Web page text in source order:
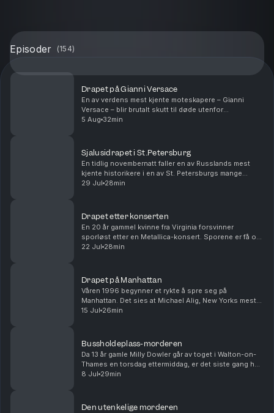
Episoder (154)
Drapet på Gianni Versace
En av verdens mest kjente moteskapere – Gianni
Versace – blir brutalt skutt til døde utenfor
luksusvillaen sin i Miami Beach. Drapet virker planlagt,
5 Aug 32min
Sjalusidrapet i St.Petersburg
En tidlig novembernatt faller en av Russlands mest
kjente historikere i en av St. Petersburgs mange
kanaler. Det er med nød og neppe han blir reddet. Men
29 Jul 28min
Drapet etter konserten
En 20 år gammel kvinne fra Virginia forsvinner
sporløst etter en Metallica-konsert. Sporene er få og
politiet sliter. Idet saken ser ut til å kjørt seg helt fast,
22 Jul 28min
Drapet på Manhattan
Våren 1996 begynner et rykte å spre seg på
Manhattan. Det sies at Michael Alig, New Yorks mest
dekadente partyfikser, har drept og partert vennen sin.
15 Jul 26min
Bussholdeplass-morderen
Da 13 år gamle Milly Dowler går av toget i Walton-on-
Thames en torsdag ettermiddag, er det siste gang hun
blir sett i live. Mannen som drepte henne, er allerede
8 Jul 29min
Den utenkelige morderen